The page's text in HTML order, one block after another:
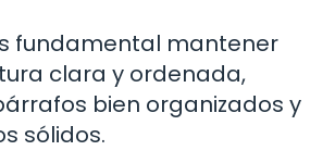
fundamental mantener
clara y ordenada,
bien organizados y
sólidos.